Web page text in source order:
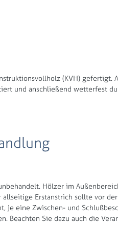
(KVH)
und anschließend wetterfest
Hölzer im
Erstanstrich sollte vor
je eine Zwischen- und
Beachten Sie dazu auch die